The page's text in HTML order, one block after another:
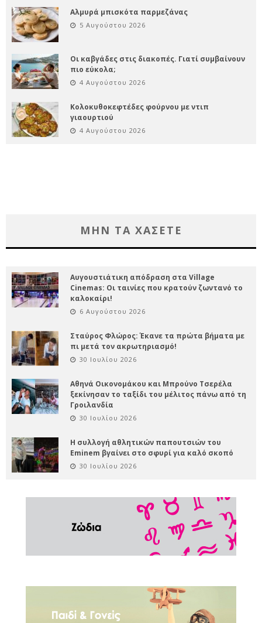
Αλμυρά μπισκότα παρμεζάνας
5 Αυγούστου 2026
Οι καβγάδες στις διακοπές. Γιατί συμβαίνουν
πιο εύκολα;
4 Αυγούστου 2026
Κολοκυθοκεφτέδες φούρνου με ντιπ
γιαουρτιού
4 Αυγούστου 2026
ΜΗΝ ΤΑ ΧΑΣΕΤΕ
Αυγουστιάτικη απόδραση στα Village
Cinemas: Οι ταινίες που κρατούν ζωντανό το
καλοκαίρι!
6 Αυγούστου 2026
Σταύρος Φλώρος: Έκανε τα πρώτα βήματα με
πι μετά τον ακρωτηριασμό!
30 Ιουλίου 2026
Αθηνά Οικονομάκου και Μπρούνο Τσερέλα
ξεκίνησαν το ταξίδι του μέλιτος πάνω από τη
Γροιλανδία
30 Ιουλίου 2026
Η συλλογή αθλητικών παπουτσιών του
Eminem βγαίνει στο σφυρί για καλό σκοπό
30 Ιουλίου 2026